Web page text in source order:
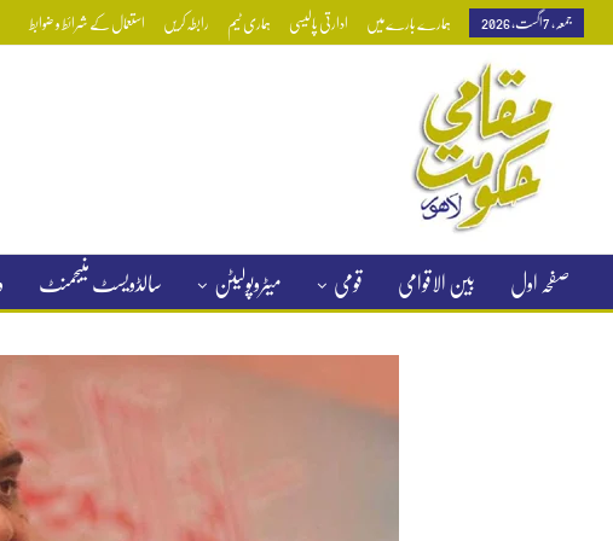
جمعہ, 7 اگست, 2026 ہمارے بارے میں ادارتی پالیسی ہماری ٹیم رابطہ کریں استعمال کے شرائط و ضوابط
صفحہ اول بین الاقوامی قومی میٹروپولیٹن سالڈویسٹ منیجمنٹ